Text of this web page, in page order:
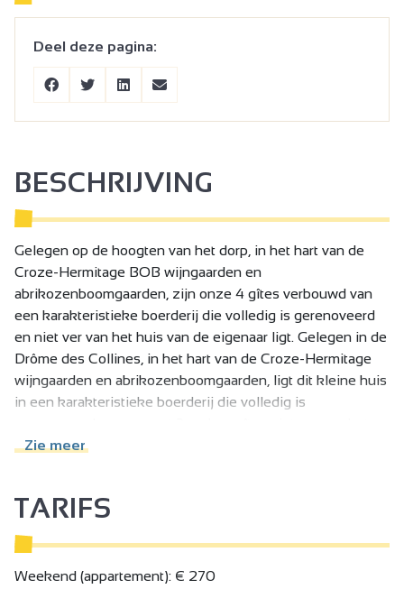
Deel deze pagina:
BESCHRIJVING
Gelegen op de hoogten van het dorp, in het hart van de
Croze-Hermitage BOB wijngaarden en
abrikozenboomgaarden, zijn onze 4 gîtes verbouwd van
een karakteristieke boerderij die volledig is gerenoveerd
en niet ver van het huis van de eigenaar ligt. Gelegen in de
Drôme des Collines, in het hart van de Croze-Hermitage
wijngaarden en abrikozenboomgaarden, ligt dit kleine huis
in een karakteristieke boerderij die volledig is
huis van de eigenaren. Geniet van het uitzonderlijke
appellations: Crozes-Hermitage, Hermitage en St Joseph...
Met een terrein van 3000 m2 (barbecue, schommel,
glijbaan, tafeltennis, tafelvoetbal) kunt u genieten van de
rust en stilte van de ongerepte natuur, maar toch dicht bij
Zie meer
TARIFS
Weekend (appartement): € 270